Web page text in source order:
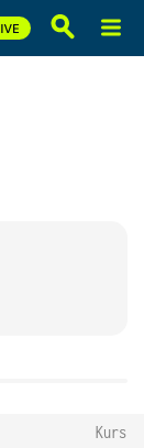
Kurs